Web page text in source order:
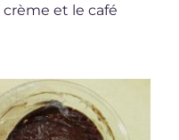
et le café